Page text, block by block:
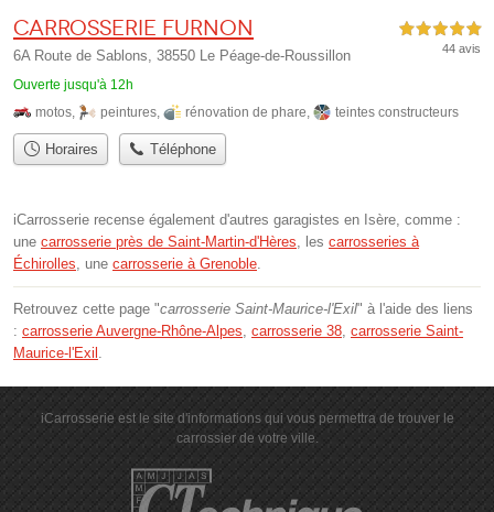
Carrosserie Furnon
6A Route de Sablons, 38550 Le Péage-de-Roussillon
Ouverte jusqu'à 12h
5,0 étoiles sur 5
44 avis
motos, peintures, rénovation de phare, teintes constructeurs
Horaires Téléphone
iCarrosserie recense également d'autres garagistes en Isère, comme :
une carrosserie près de Saint-Martin-d'Hères , les carrosseries à
Échirolles , une carrosserie à Grenoble
Retrouvez cette page "carrosserie Saint-Maurice-l'Exil" à l'aide des liens
: carrosserie Auvergne-Rhône-Alpes carrosserie 38 carrosserie Saint-
Maurice-l'Exil
iCarrosserie est le site d'informations qui vous permettra de trouver le
carrossier de votre ville.